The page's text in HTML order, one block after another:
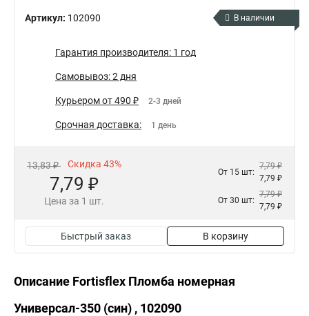
Артикул: 102090 В наличии
Гарантия производителя: 1 год
Самовывоз: 2 дня
Курьером от 490 ₽ 2-3 дней
Срочная доставка: 1 день
13,83 ₽ Скидка 43%
7,79 ₽
Цена за 1 шт.
От 15 шт:
7,79 ₽
7,79 ₽
От 30 шт:
7,79 ₽
7,79 ₽
Быстрый заказ В корзину
Описание Fortisflex Пломба номерная
Универсал-350 (син) , 102090